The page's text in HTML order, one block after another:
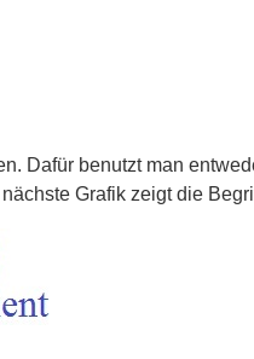
Dafür benutzt man
Grafik zeigt die